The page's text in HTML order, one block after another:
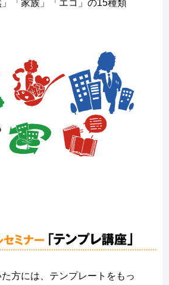
」「家族」「エコ」の15種類
方には、テンプレートをもっ